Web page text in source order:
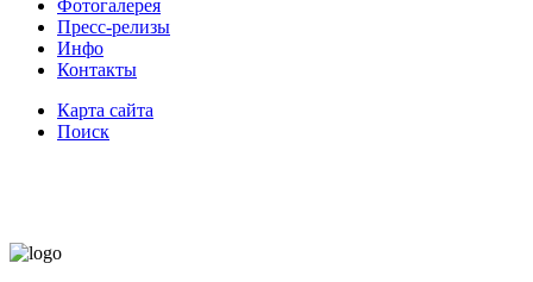
Фотогалерея
Пресс-релизы
Инфо
Контакты
Карта сайта
Поиск